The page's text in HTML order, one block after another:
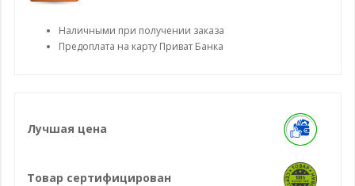
Наличными при получении заказа
Предоплата на карту Приват Банка
Лучшая цена
Товар сертифицирован